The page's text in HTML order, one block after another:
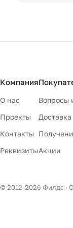
Компания
О нас
Проекты
Контакты
Реквизиты
Вопросы
Акции
© 2012-2026 Филдс ·